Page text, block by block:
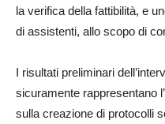
la verifica della fattibilità, e
di assistenti, allo scopo di
I risultati preliminari
sicuramente rappresentano
sulla creazione di protocolli